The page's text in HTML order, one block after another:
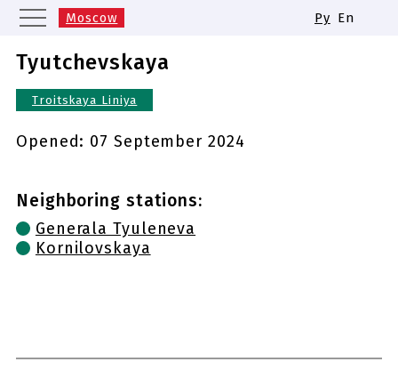
Moscow
Kazan
Nizhny Novgorod
Novosibirsk
Same names of metro stations
Ру En
Tyutchevskaya
Troitskaya Liniya
Opened: 07 September 2024
Neighboring stations:
Generala Tyuleneva
Kornilovskaya